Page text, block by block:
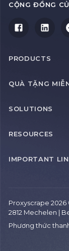
CỘNG ĐỒNG
PRODUCTS
QUÀ TẶNG
SOLUTIONS
RESOURCES
IMPORTANT
Proxyscrape 2026
2812 Mechelen |
Phương thức